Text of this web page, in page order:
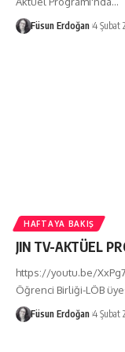
Füsun Erdoğan 4 Şubat
HAFTAYA BAKIŞ
JIN TV-AKTÜEL
https://youtu.be/
Öğrenci Birliği-LÖB
Füsun Erdoğan 4 Şubat